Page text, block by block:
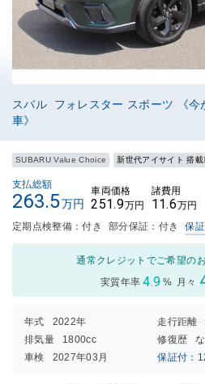
スバル フォレスター スポーツ 《今
車》
SUBARU Value Choice 新世代アイサイト 搭載
支払総額
263.5万円
車両価格
251.9万円
諸費用
11.6万円
定期点検整備：付き 部分保証：付き 保
通常クレジットでご希望の
実質年率 4.9 % 月々
年式 2022年 走行距離
排気量
1800cc 修復歴
車検
2027年03月 保証付：